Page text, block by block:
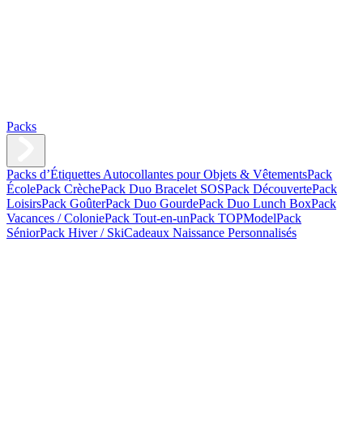
Packs
Packs d’Étiquettes Autocollantes pour Objets & VêtementsPack
ÉcolePack CrèchePack Duo Bracelet SOSPack DécouvertePack
LoisirsPack GoûterPack Duo GourdePack Duo Lunch BoxPack
Vacances / ColoniePack Tout-en-unPack TOPModelPack
SéniorPack Hiver / SkiCadeaux Naissance Personnalisés